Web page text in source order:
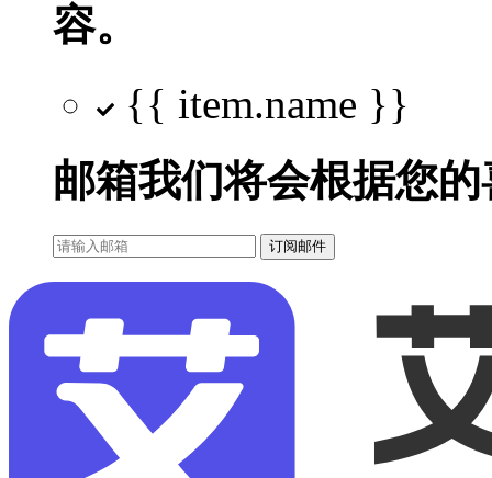
容。
{{ item.name }}
邮箱我们将会根据您
订阅邮件